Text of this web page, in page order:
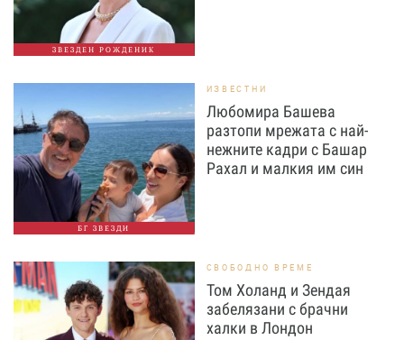
ЗВЕЗДЕН РОЖДЕНИК
БГ ЗВЕЗДИ
ИЗВЕСТНИ
Любомира Башева
разтопи мрежата с най-
нежните кадри с Башар
Рахал и малкия им син
СВОБОДНО ВРЕМЕ
Том Холанд и Зендая
забелязани с брачни
халки в Лондон